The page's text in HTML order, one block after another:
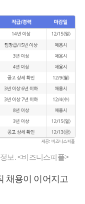
보. <비즈니스피플>
채용이 이어지고